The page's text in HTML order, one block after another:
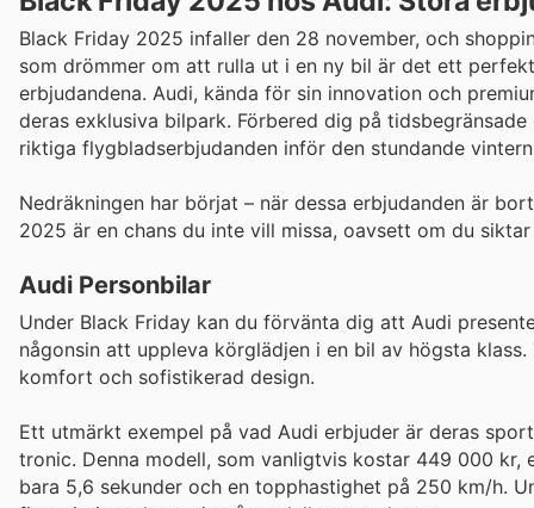
Black Friday 2025 infaller den 28 november, och
som drömmer om att rulla ut i en ny bil är det ett
erbjudandena. Audi, kända för sin innovation och
deras exklusiva bilpark. Förbered dig på
riktiga flygbladserbjudanden inför den stundande
Nedräkningen har börjat – när dessa erbjudanden är
2025 är en chans du inte vill missa, oavsett om du
Audi Personbilar
Under Black Friday kan du förvänta dig att Audi
någonsin att uppleva körglädjen i en bil av högsta
komfort och sofistikerad design.
Ett utmärkt exempel på vad Audi erbjuder är deras
tronic. Denna modell, som vanligtvis kostar 449 000
bara 5,6 sekunder och en topphastighet på 250 km/h.